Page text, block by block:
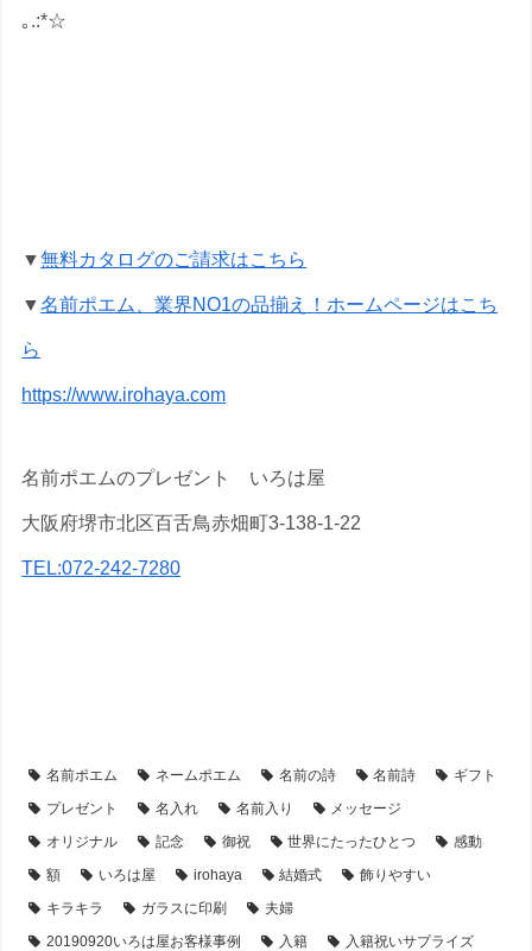
｡.:*☆
▼無料カタログのご請求はこちら
▼名前ポエム、業界NO1の品揃え！ホームページはこち
ら
https://www.irohaya.com
名前ポエムのプレゼント いろは屋
大阪府堺市北区百舌鳥赤畑町3-138-1-22
TEL:072-242-7280
名前ポエム ネームポエム 名前の詩 名前詩
ギフト
プレゼント
名入れ 名前入り
メッセージ
オリジナル
記念 御祝 世界にたったひとつ
感動
額
いろは屋 irohaya 結婚式
飾りやすい
キラキラ
ガラスに印刷
夫婦
20190920いろは屋お客様事例
入籍 入籍祝いサプライズ